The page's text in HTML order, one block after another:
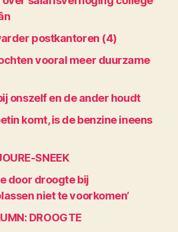
postkantoren (4)
vooral meer duurzame
onszelf en de ander houdt
komt, is de benzine ineens
SNEEK
door droogte bij
niet te voorkomen’
DROOGTE